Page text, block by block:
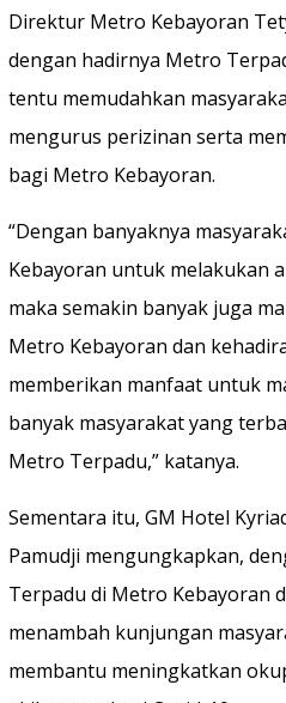
Direktur Metro Kebayoran
dengan hadirnya Metro
tentu memudahkan
mengurus perizinan serta
bagi Metro Kebayoran.
“Dengan banyaknya
Kebayoran untuk melakukan
maka semakin banyak juga
Metro Kebayoran dan
memberikan manfaat untuk
banyak masyarakat yang
Metro Terpadu,” katanya.
Sementara itu, GM Hotel
Pamudji mengungkapkan,
Terpadu di Metro Kebayoran
menambah kunjungan
membantu meningkatkan